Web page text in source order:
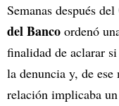
Semanas después del
del Banco ordenó
finalidad de aclarar
la denuncia y, de
relación implicaba